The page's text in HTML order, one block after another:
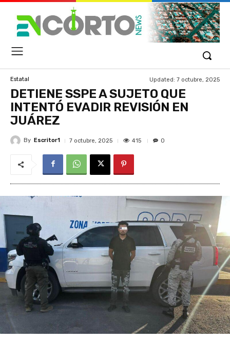
Estatal Updated: 7 octubre, 2025
DETIENE SSPE A SUJETO QUE
INTENTÓ EVADIR REVISIÓN EN
JUÁREZ
By Escritor1 7 octubre, 2025 415 0